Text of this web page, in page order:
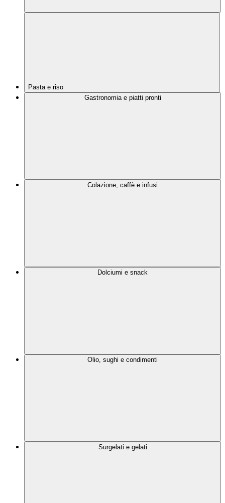
Pasta e riso
Gastronomia e piatti pronti
Colazione, caffè e infusi
Dolciumi e snack
Olio, sughi e condimenti
Surgelati e gelati